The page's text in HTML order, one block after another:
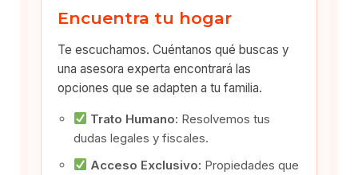
Encuentra tu hogar
Te escuchamos. Cuéntanos qué buscas y
una asesora experta encontrará las
opciones que se adapten a tu familia.
Trato Humano: Resolvemos tus
dudas legales y fiscales.
Acceso Exclusivo: Propiedades que